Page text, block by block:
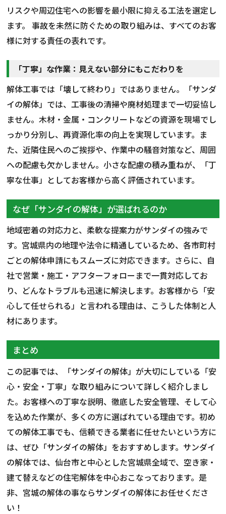
リスクや周辺住宅への影響を最小限に抑える工法を選定し
ます。 事故を未然に防ぐための取り組みは、すべてのお客
様に対する責任の表れです。
「丁寧」な作業：見えない部分にもこだわりを
解体工事では「壊して終わり」ではありません。「サンダ
イの解体」では、工事後の清掃や廃材処理まで一切妥協し
ません。木材・金属・コンクリートなどの資源を現場でし
っかり分別し、再資源化率の向上を実現しています。ま
た、近隣住民へのご挨拶や、作業中の騒音対策など、周囲
への配慮も欠かしません。小さな配慮の積み重ねが、「丁
寧な仕事」としてお客様から高く評価されています。
なぜ「サンダイの解体」が選ばれるのか
地域密着の対応力と、柔軟な提案力がサンダイの強みで
す。宮城県内の地理や法令に精通しているため、各市町村
ごとの解体申請にもスムーズに対応できます。さらに、自
社で営業・施工・アフターフォローまで一貫対応してお
り、どんなトラブルも迅速に解決します。お客様から「安
心して任せられる」と言われる理由は、こうした体制と人
材にあります。
まとめ
この記事では、「サンダイの解体」が大切にしている「安
心・安全・丁寧」な取り組みについて詳しく紹介しまし
た。お客様への丁寧な説明、徹底した安全管理、そして心
を込めた作業が、多くの方に選ばれている理由です。初め
ての解体工事でも、信頼できる業者に任せたいという方に
は、ぜひ「サンダイの解体」をおすすめします。サンダイ
の解体では、仙台市と中心とした宮城県全域で、空き家・
建て替えなどの住宅解体を中心おこなっております。是
非、宮城の解体の事ならサンダイの解体にお任せくださ
い！